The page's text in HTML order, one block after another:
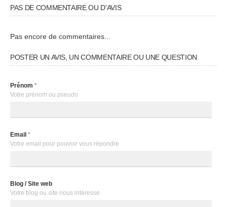
PAS DE COMMENTAIRE OU D'AVIS
Pas encore de commentaires...
POSTER UN AVIS, UN COMMENTAIRE OU UNE QUESTION
Prénom *
Votre prénom ou pseudo
Email *
Votre email pour pouvoir vous répondre
Blog / Site web
Votre blog ou site nous intéresse